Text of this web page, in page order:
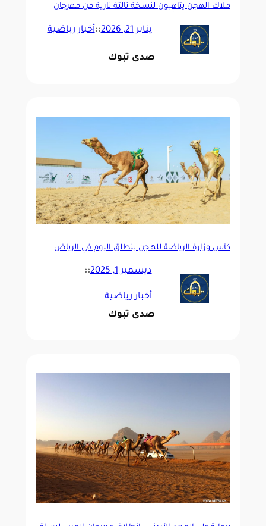
ملاك الهجن يتأهبون لنسخة ثالثة نارية من مهرجان
يناير 21, 2026 ::أخبار رياضية
صدى تبوك
كأس وزارة الرياضة للهجن ينطلق اليوم في الرياض
ديسمبر 1, 2025 ::
أخبار رياضية
صدى تبوك